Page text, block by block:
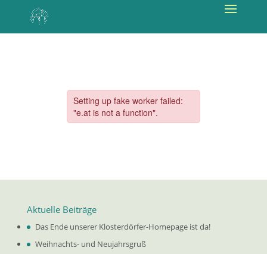
Aktuelle Beiträge
Das Ende unserer Klosterdörfer-Homepage ist da!
Weihnachts- und Neujahrsgruß